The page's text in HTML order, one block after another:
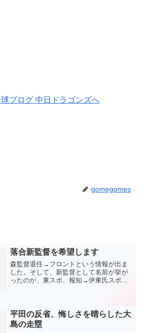
gomegomes
落合新監督を希望します
森監督退任→フロントという情報が出ま
した。そして、新監督として名前が挙が
ったのが、東スポ、報知→伊東氏スポニ
スポか報知なので(笑)私...
平田の反省、悔しさを晴らした大
島の走塁